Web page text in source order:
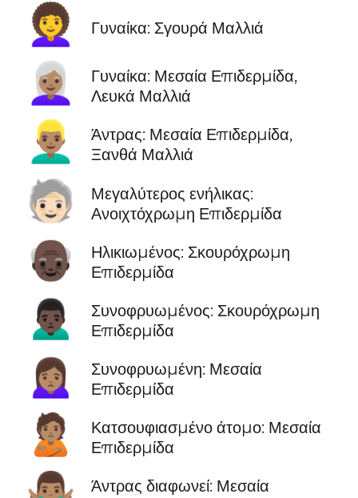
👩‍🦱 Γυναίκα: Σγουρά Μαλλιά
👩🏽‍🦳
Γυναίκα: Μεσαία Επιδερμίδα,
Λευκά Μαλλιά
👱🏽‍♂️
Άντρας: Μεσαία Επιδερμίδα,
Ξανθά Μαλλιά
🧓🏻
Μεγαλύτερος ενήλικας:
Ανοιχτόχρωμη Επιδερμίδα
👴🏿
Ηλικιωμένος: Σκουρόχρωμη
Επιδερμίδα
🙍🏿‍♂️
Συνοφρυωμένος: Σκουρόχρωμη
Επιδερμίδα
🙍🏽‍♀️
Συνοφρυωμένη: Μεσαία
Επιδερμίδα
🙎🏽
Κατσουφιασμένο άτομο: Μεσαία
Επιδερμίδα
Άντρας διαφωνεί: Μεσαία